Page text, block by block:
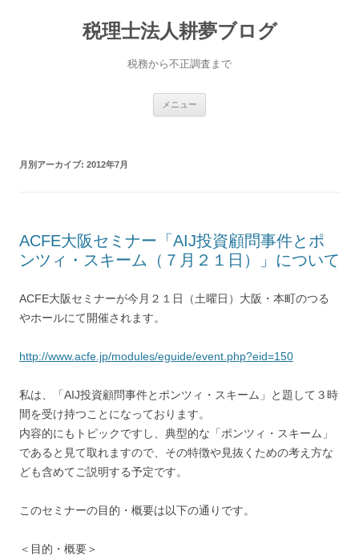
税理士法人耕夢ブログ
税務から不正調査まで
メニュー
月別アーカイブ: 2012年7月
ACFE大阪セミナー「AIJ投資顧問事件とポ
ンツィ・スキーム（７月２１日）」について
ACFE大阪セミナーが今月２１日（土曜日）大阪・本町のつる
やホールにて開催されます。
http://www.acfe.jp/modules/eguide/event.php?eid=150
私は、「AIJ投資顧問事件とポンツィ・スキーム」と題して３時
間を受け持つことになっております。
内容的にもトピックですし、典型的な「ポンツィ・スキーム」
であると見て取れますので、その特徴や見抜くための考え方な
ども含めてご説明する予定です。
このセミナーの目的・概要は以下の通りです。
＜目的・概要＞